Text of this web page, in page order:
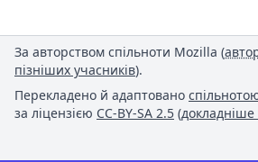
За авторством спільноти Mozilla (
пізніших учасників).
Перекладено й адаптовано
за ліцензією CC-BY-SA 2.5 (докладніше